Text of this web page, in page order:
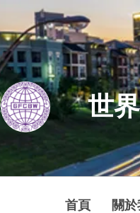
世
首頁 關